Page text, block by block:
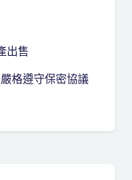
出售
格遵守保密協議